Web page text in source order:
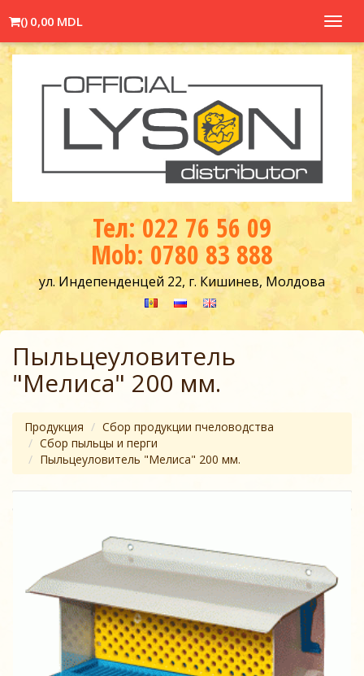
() 0,00 MDL
Тел: 022 76 56 09
Mob: 0780 83 888
ул. Индепенденцей 22, г. Кишинев, Молдова
Пыльцеуловитель
"Мелиса" 200 мм.
Продукция
Cбор продукции пчеловодства
Сбор пыльцы и перги
Пыльцеуловитель "Мелиса" 200 мм.